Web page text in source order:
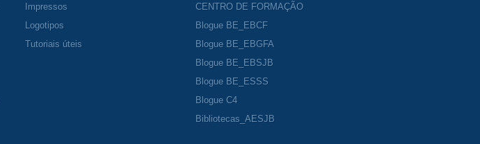
Impressos
Logotipos
Tutoriais úteis
CENTRO DE FORMAÇÃO
Blogue BE_EBCF
Blogue BE_EBGFA
Blogue BE_EBSJB
Blogue BE_ESSS
Blogue C4
Bibliotecas_AESJB